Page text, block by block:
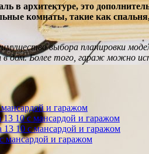
в архитектуре, это
комнаты, такие как
выбора планировки
дом. Более того, гараж можно
и гаражом
10 с мансардой и гаражом
10 с мансардой и гаражом
мансардой и гаражом